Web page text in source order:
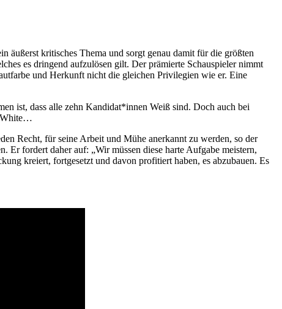
äußerst kritisches Thema und sorgt genau damit für die größten
es dringend aufzulösen gilt. Der prämierte Schauspieler nimmt
und Herkunft nicht die gleichen Privilegien wie er. Eine
ist, dass alle zehn Kandidat*innen Weiß sind. Doch auch bei
Recht, für seine Arbeit und Mühe anerkannt zu werden, so der
fordert daher auf: „Wir müssen diese harte Aufgabe meistern,
kreiert, fortgesetzt und davon profitiert haben, es abzubauen. Es